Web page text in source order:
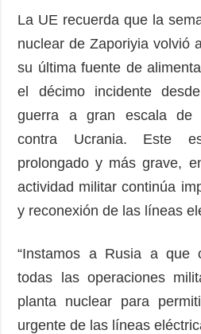
La UE recuerda que la
nuclear de Zaporiyia volvió
su última fuente de
el décimo incidente
guerra a gran escala de
contra Ucrania. Este
prolongado y más grave,
actividad militar continúa
y reconexión de las líneas
“Instamos a Rusia a que
todas las operaciones
planta nuclear para
urgente de las líneas